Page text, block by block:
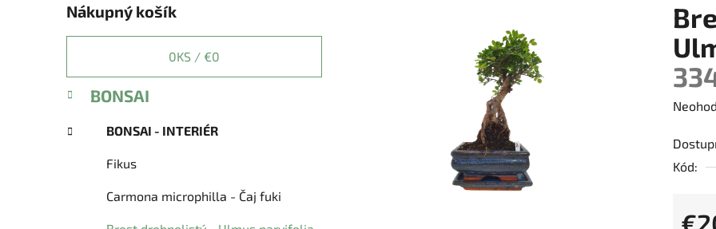
o
č
ý
p
n
Nákupný košík
0KS / €0
kategórie
a
e
BONSAI
BONSAI - INTERIÉR
Fikus
Carmona microphilla - Čaj fuki
je
Kód: